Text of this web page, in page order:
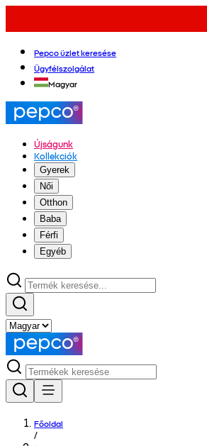
Pepco üzlet keresése
Ügyfélszolgálat
Magyar
Újságunk
Kollekciók
Gyerek
Női
Otthon
Baba
Férfi
Egyéb
Főoldal
/